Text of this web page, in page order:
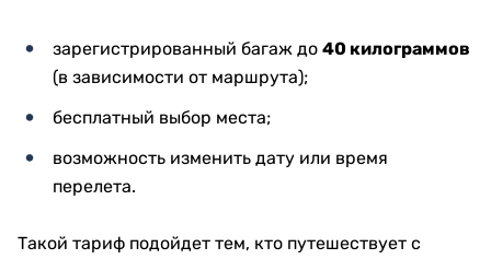
зарегистрированный багаж до 40 килограммов
(в зависимости от маршрута);
бесплатный выбор места;
возможность изменить дату или время
перелета.
Такой тариф подойдет тем, кто путешествует с